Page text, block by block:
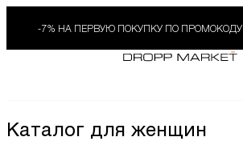
-7% НА ПЕРВУЮ ПОКУПКУ ПО ПРОМОКОДУ
Каталог для женщин